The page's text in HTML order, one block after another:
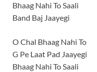
Bhaag Nahi To Saali
Band Baj Jaayegi
O Chal Bhaag Nahi To
G Pe Laat Pad Jaayegi
Bhaag Nahi To Saali